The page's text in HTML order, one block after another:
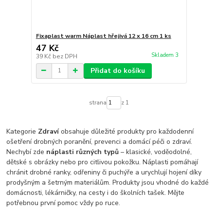
Fixaplast warm Náplast hřejivá 12 x 16 cm 1 ks
47 Kč
39 Kč bez DPH Skladem 3
Přidat do košíku
strana z 1
Kategorie Zdravíobsahuje důležité produkty pro každodenní
ošetření drobných poranění, prevenci a domácí péči o zdraví.
Nechybí zde náplasti různých typů – klasické, voděodolné,
dětské s obrázky nebo pro citlivou pokožku. Náplasti pomáhají
chránit drobné ranky, odřeniny či puchýře a urychlují hojení díky
prodyšným a šetrným materiálům. Produkty jsou vhodné do každé
domácnosti, lékárničky, na cesty i do školních tašek. Mějte
potřebnou první pomoc vždy po ruce.